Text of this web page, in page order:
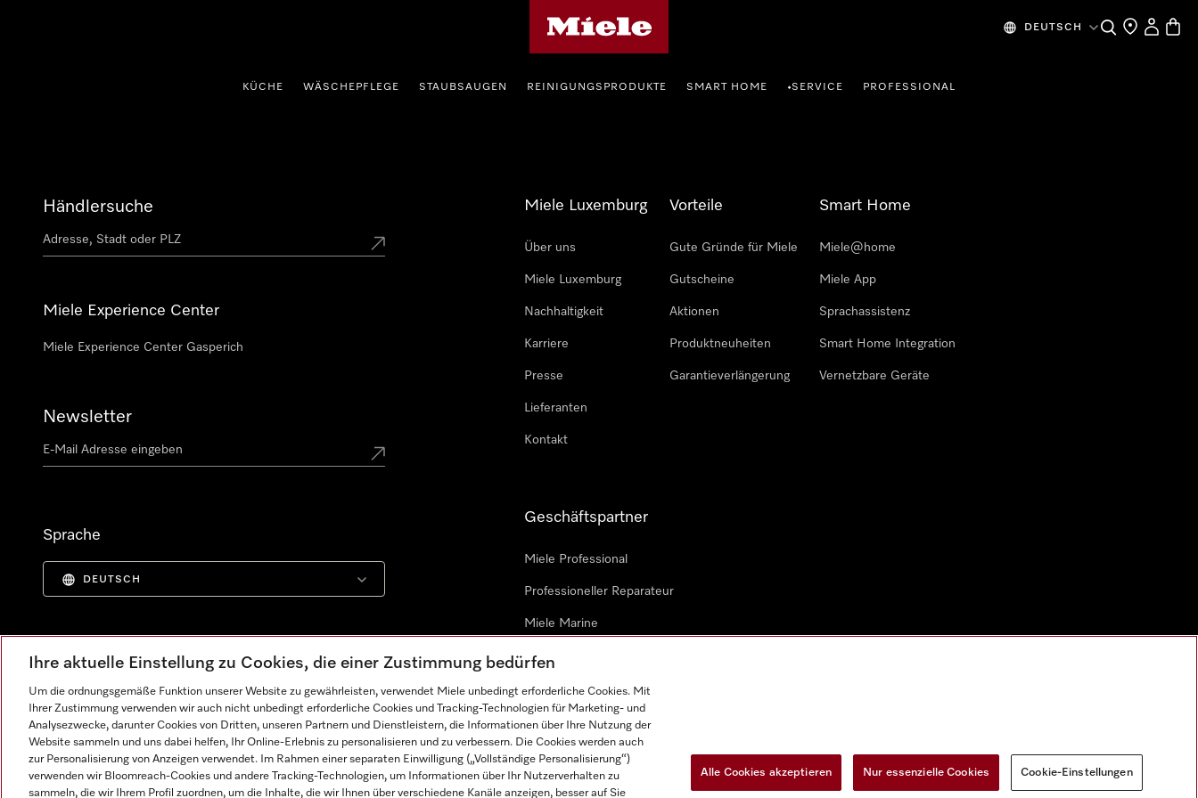
DEUTSCH SucheHändlersuche
KÜCHE WÄSCHEPFLEGE STAUBSAUGEN REINIGUNGSPRODUKTE SMART HOME •SERVICE PROFESSIONAL
Händlersuche
Miele Experience Center
Miele Experience Center Gasperich
Newsletter
Sprache
DEUTSCH
Miele Luxemburg
Über uns
Miele Luxemburg
Nachhaltigkeit
Karriere
Presse
Lieferanten
Kontakt
Vorteile
Gute Gründe für Miele
Gutscheine
Aktionen
Produktneuheiten
Garantieverlängerung
Smart Home
Miele@home
Miele App
Sprachassistenz
Smart Home Integration
Vernetzbare Geräte
Geschäftspartner
Miele Professional
Professioneller Reparateur
Miele Marine
Architekten & Bauträger
Impressum AGB Datenschutz Nutzungsbedingungen Barrièrefreiheetserklärung Gesetzen über digitale Dienste Widerrufsformular Cookie-Einstellungen
Ihre aktuelle Einstellung zu Cookies, die einer Zustimmung bedürfen
Um die ordnungsgemäße Funktion unserer Website zu gewährleisten, verwendet Miele unbedingt erforderliche Cookies. Mit
Ihrer Zustimmung verwenden wir auch nicht unbedingt erforderliche Cookies und Tracking-Technologien für Marketing- und
Analysezwecke, darunter Cookies von Dritten, unseren Partnern und Dienstleistern, die Informationen über Ihre Nutzung der
Website sammeln und uns dabei helfen, Ihr Online-Erlebnis zu personalisieren und zu verbessern. Die Cookies werden auch
zur Personalisierung von Anzeigen verwendet. Im Rahmen einer separaten Einwilligung („Vollständige Personalisierung“)
verwenden wir Bloomreach-Cookies und andere Tracking-Technologien, um Informationen über Ihr Nutzerverhalten zu
sammeln, die wir Ihrem Profil zuordnen, um die Inhalte, die wir Ihnen über verschiedene Kanäle anzeigen, besser auf Sie
Alle Cookies akzeptieren Nur essenzielle Cookies Cookie-Einstellungen